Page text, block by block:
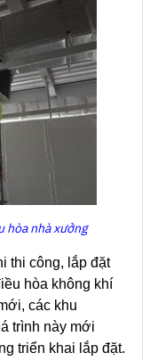
hòa nhà xưởng
thi công, lắp đặt
hòa không khí
các khu
trình này mới
triển khai lắp đặt.